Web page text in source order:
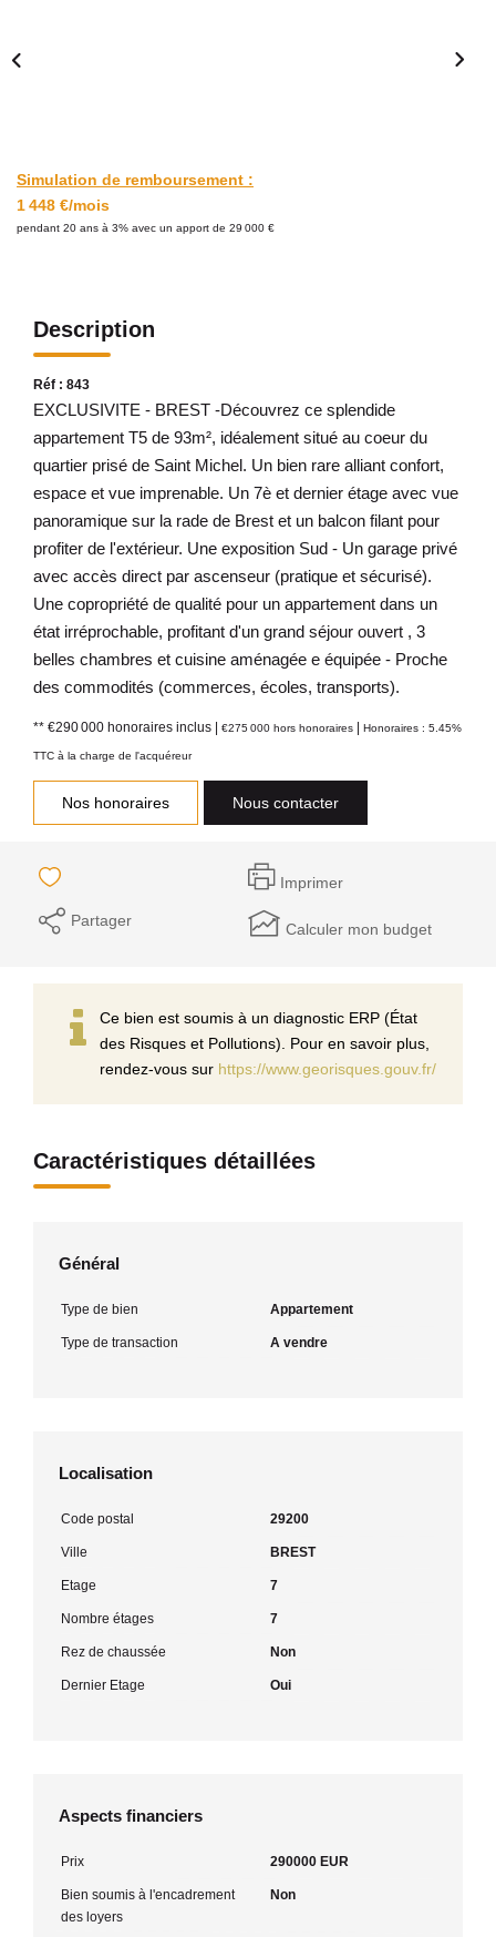
Simulation de remboursement :
1 448 €/mois
pendant 20 ans à 3% avec un apport de 29 000 €
Description
Réf : 843
EXCLUSIVITE - BREST -Découvrez ce splendide
appartement T5 de 93m², idéalement situé au coeur du
quartier prisé de Saint Michel. Un bien rare alliant confort,
espace et vue imprenable. Un 7è et dernier étage avec vue
panoramique sur la rade de Brest et un balcon filant pour
profiter de l'extérieur. Une exposition Sud - Un garage privé
avec accès direct par ascenseur (pratique et sécurisé).
Une copropriété de qualité pour un appartement dans un
état irréprochable, profitant d'un grand séjour ouvert , 3
belles chambres et cuisine aménagée e équipée - Proche
des commodités (commerces, écoles, transports).
** €290 000 honoraires inclus | €275 000 hors honoraires | Honoraires : 5.45%
TTC à la charge de l'acquéreur
Nos honoraires Nous contacter
Imprimer
Partager Calculer mon budget
Ce bien est soumis à un diagnostic ERP (État
des Risques et Pollutions). Pour en savoir plus,
rendez-vous sur https://www.georisques.gouv.fr/
Caractéristiques détaillées
Général
Type de bien Appartement
Type de transaction A vendre
Localisation
Code postal 29200
Ville BREST
Etage 7
Nombre étages 7
Rez de chaussée Non
Dernier Etage Oui
Aspects financiers
Prix 290000 EUR
Bien soumis à l'encadrement
des loyers
Non